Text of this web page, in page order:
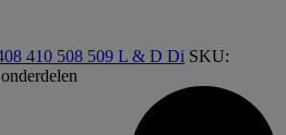
410 508 509 L & D Di SKU: